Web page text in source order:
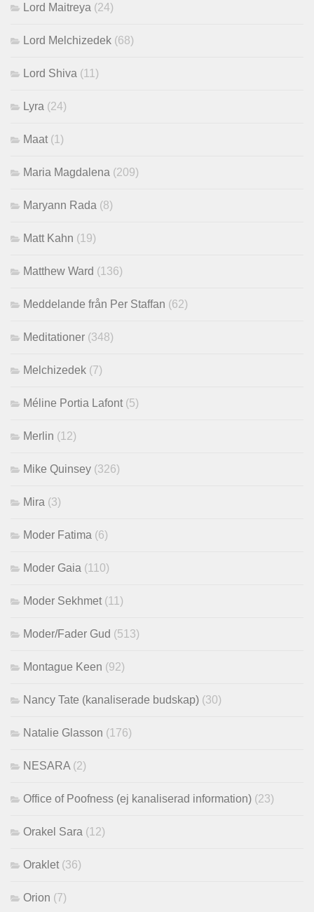
Lord Maitreya (24)
Lord Melchizedek (68)
Lord Shiva (11)
Lyra (24)
Maat (1)
Maria Magdalena (209)
Maryann Rada (8)
Matt Kahn (19)
Matthew Ward (136)
Meddelande från Per Staffan (62)
Meditationer (348)
Melchizedek (7)
Méline Portia Lafont (5)
Merlin (12)
Mike Quinsey (326)
Mira (3)
Moder Fatima (6)
Moder Gaia (110)
Moder Sekhmet (11)
Moder/Fader Gud (513)
Montague Keen (92)
Nancy Tate (kanaliserade budskap) (30)
Natalie Glasson (176)
NESARA (2)
Office of Poofness (ej kanaliserad information) (23)
Orakel Sara (12)
Oraklet (36)
Orion (7)